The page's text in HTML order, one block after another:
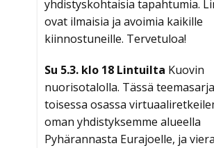
yhdistyskohtaisia tapahtumia.
ovat ilmaisia ja avoimia kaikille
kiinnostuneille. Tervetuloa!
Su 5.3. klo 18 Lintuilta Kuovin
nuorisotalolla. Tässä
toisessa osassa
oman yhdistyksemme alueella
Pyhärannasta Eurajoelle, ja